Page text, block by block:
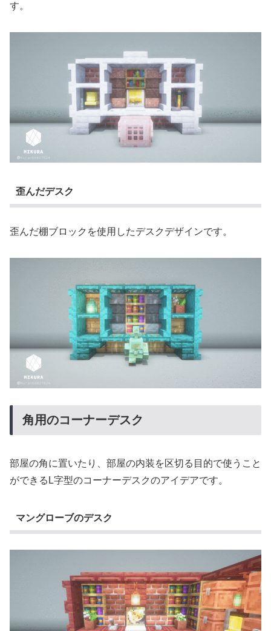
す。
歪んだデスク
歪んだ棚ブロックを使用したデスクデザインです。
角用のコーナーデスク
部屋の角に置いたり、部屋の内装を区切る目的で使うこと
ができるL字型のコーナーデスクのアイデアです。
マングローブのデスク